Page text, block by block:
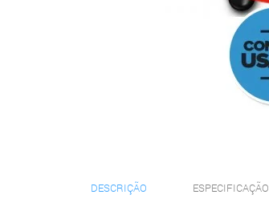
DESCRIÇÃO ESPECIFICAÇÃO